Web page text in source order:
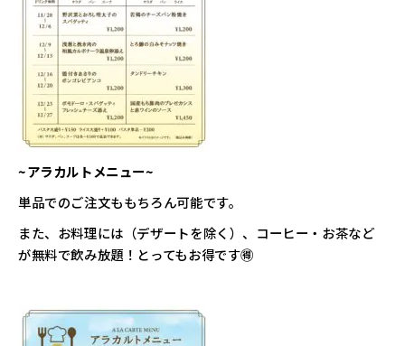
~アラカルトメニュー~
単品でのご注文ももちろん可能です。
また、お料理には（デザートを除く）、コーヒー・お茶など
が無料で飲み放題！とってもお得です🉐